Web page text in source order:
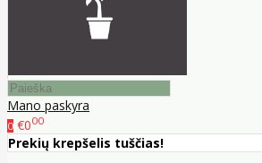
Mano paskyra
0 €000
Prekių krepšelis tuščias!